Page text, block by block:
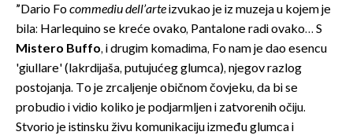
”Dario Focommediu dell’arteizvukao je iz muzeja u kojem je
bila: Harlequino se kreće ovako, Pantalone radi ovako… S
Mistero Buffo, i drugim komadima, Fo nam je dao esencu
'giullare' (lakrdijaša, putujućeg glumca), njegov razlog
postojanja. To je zrcaljenje običnom čovjeku, da bi se
probudio i vidio koliko je podjarmljen i zatvorenih očiju.
Stvorio je istinsku živu komunikaciju između glumca i